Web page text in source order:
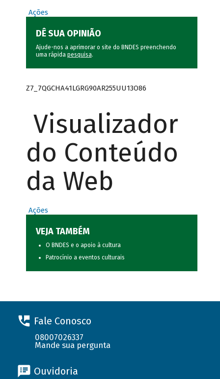
Ações
DÊ SUA OPINIÃO
Ajude-nos a aprimorar o site do BNDES preenchendo
uma rápida pesquisa.
Z7_7QGCHA41LGRG90AR255UU13O86
Visualizador
do Conteúdo
da Web
Ações
VEJA TAMBÉM
O BNDES e o apoio à cultura
Patrocínio a eventos culturais
Fale Conosco
08007026337
Mande sua pergunta
Ouvidoria